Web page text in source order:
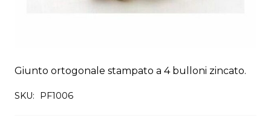
Giunto ortogonale stampato a 4 bulloni zincato.
SKU: PF1006